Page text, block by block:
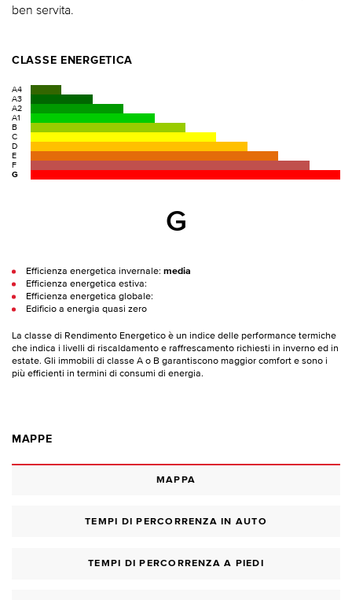
ben servita.
CLASSE ENERGETICA
A4
A3
A2
A1
B
C
D
E
F
G
G
Efficienza energetica invernale: media
Efficienza energetica estiva:
Efficienza energetica globale:
Edificio a energia quasi zero
La classe di Rendimento Energetico è un indice delle performance termiche
che indica i livelli di riscaldamento e raffrescamento richiesti in inverno ed in
estate. Gli immobili di classe A o B garantiscono maggior comfort e sono i
più efficienti in termini di consumi di energia.
MAPPE
MAPPA
TEMPI DI PERCORRENZA IN AUTO
TEMPI DI PERCORRENZA A PIEDI